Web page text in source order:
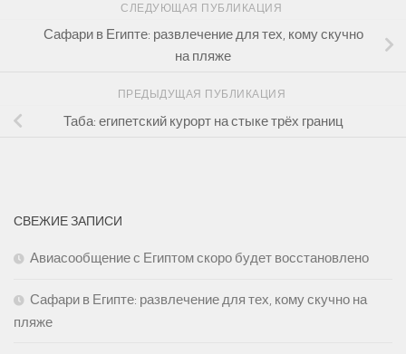
СЛЕДУЮЩАЯ ПУБЛИКАЦИЯ
Сафари в Египте: развлечение для тех, кому скучно
на пляже
ПРЕДЫДУЩАЯ ПУБЛИКАЦИЯ
Таба: египетский курорт на стыке трёх границ
СВЕЖИЕ ЗАПИСИ
Авиасообщение с Египтом скоро будет восстановлено
Сафари в Египте: развлечение для тех, кому скучно на
пляже